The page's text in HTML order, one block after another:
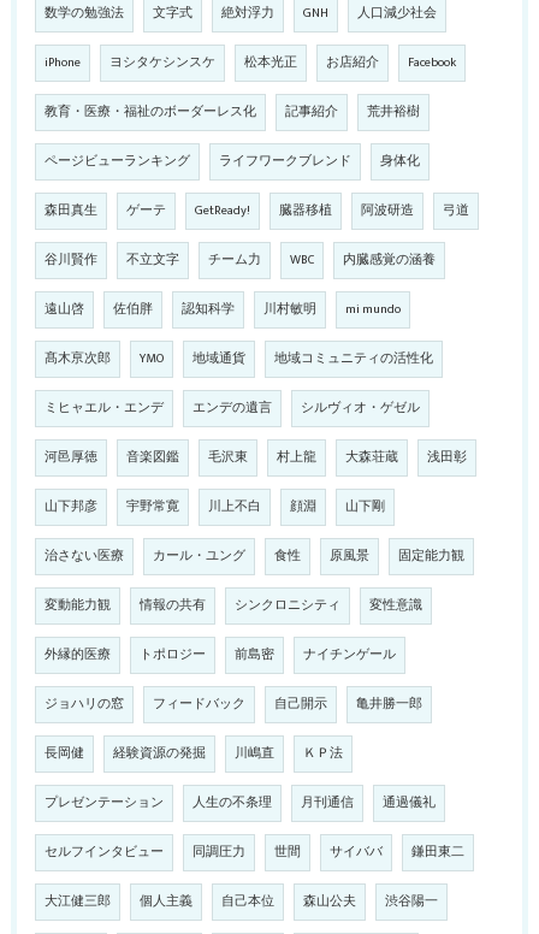
数学の勉強法 文字式 絶対浮力 GNH 人口減少社会
iPhone ヨシタケシンスケ 松本光正 お店紹介 Facebook
教育・医療・福祉のボーダーレス化 記事紹介 荒井裕樹
ページビューランキング ライフワークブレンド 身体化
森田真生 ゲーテ GetReady! 臓器移植 阿波研造 弓道
谷川賢作 不立文字 チーム力 WBC 内臓感覚の涵養
遠山啓 佐伯胖 認知科学 川村敏明 mi mundo
髙木亰次郎 YMO 地域通貨 地域コミュニティの活性化
ミヒャエル・エンデ エンデの遺言 シルヴィオ・ゲゼル
河邑厚徳 音楽図鑑 毛沢東 村上龍 大森荘蔵 浅田彰
山下邦彦 宇野常寛 川上不白 顔淵 山下剛
治さない医療 カール・ユング 食性 原風景 固定能力観
変動能力観 情報の共有 シンクロニシティ 変性意識
外縁的医療 トポロジー 前島密 ナイチンゲール
ジョハリの窓 フィードバック 自己開示 亀井勝一郎
長岡健 経験資源の発掘 川嶋直 ＫＰ法
プレゼンテーション 人生の不条理 月刊通信 通過儀礼
セルフインタビュー 同調圧力 世間 サイババ 鎌田東二
大江健三郎 個人主義 自己本位 森山公夫 渋谷陽一